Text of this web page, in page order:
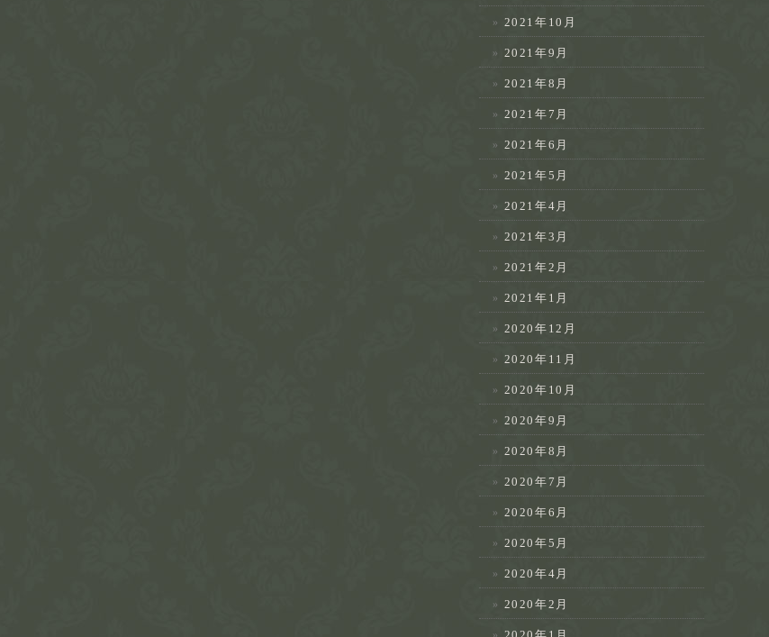
2021年10月
2021年9月
2021年8月
2021年7月
2021年6月
2021年5月
2021年4月
2021年3月
2021年2月
2021年1月
2020年12月
2020年11月
2020年10月
2020年9月
2020年8月
2020年7月
2020年6月
2020年5月
2020年4月
2020年2月